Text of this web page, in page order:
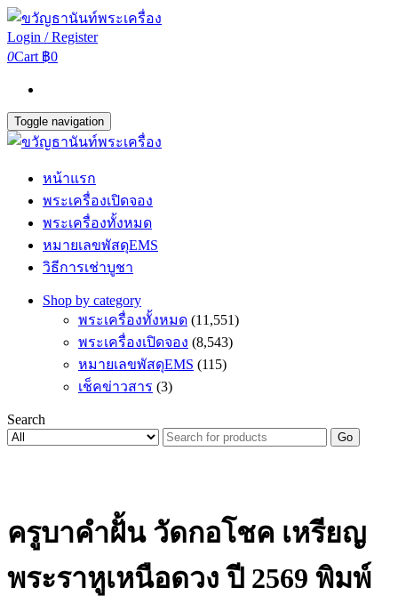
Login / Register
0Cart ฿0
Toggle navigation
หน้าแรก
พระเครื่องเปิดจอง
พระเครื่องทั้งหมด
หมายเลขพัสดุEMS
วิธีการเช่าบูชา
Shop by category
พระเครื่องทั้งหมด (11,551)
พระเครื่องเปิดจอง (8,543)
หมายเลขพัสดุEMS (115)
เช็คข่าวสาร (3)
Search
Go
ครูบาคำฝั้น วัดกอโชค เหรียญ
พระราหูเหนือดวง ปี 2569 พิมพ์